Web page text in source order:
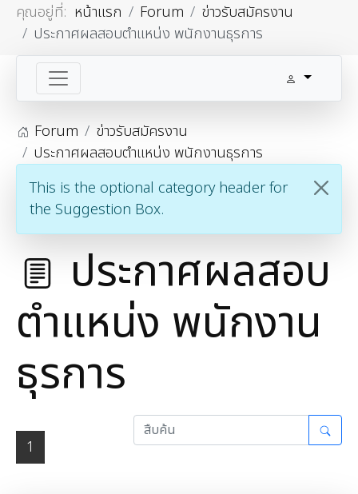
คุณอยู่ที่: หน้าแรก Forum
ข่าวรับสมัครงาน
ประกาศผลสอบตำแหน่ง พนักงานธุรการ
Forum
ข่าวรับสมัครงาน
ประกาศผลสอบตำแหน่ง พนักงานธุรการ
This is the optional category header for
the Suggestion Box.
ประกาศผลสอบ
ตำแหน่ง พนักงาน
ธุรการ
1